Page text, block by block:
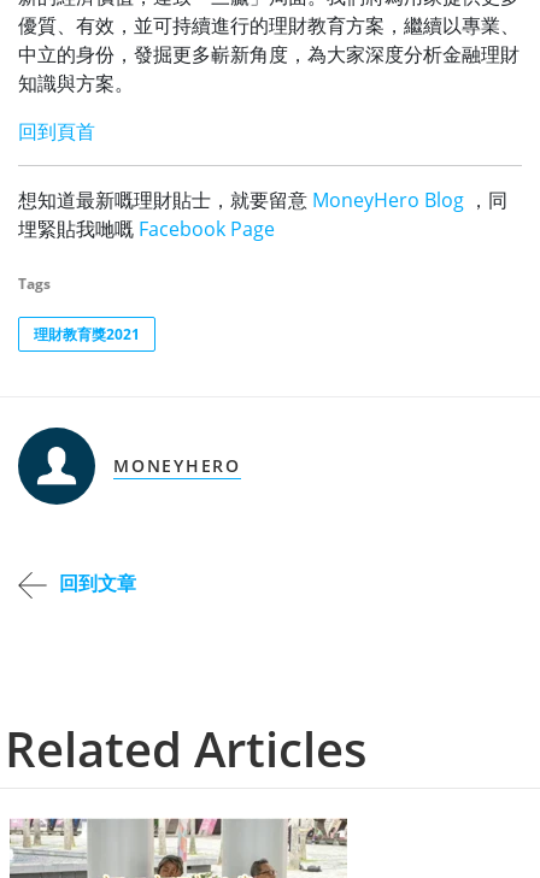
優質、有效，並可持續進行的理財教育方案，繼續以專業、
中立的身份，發掘更多嶄新角度，為大家深度分析金融理財
知識與方案。
回到頁首
想知道最新嘅理財貼士，就要留意 MoneyHero Blog ，同
埋緊貼我哋嘅 Facebook Page
Tags
理財教育獎2021
MONEYHERO
回到文章
Related Articles